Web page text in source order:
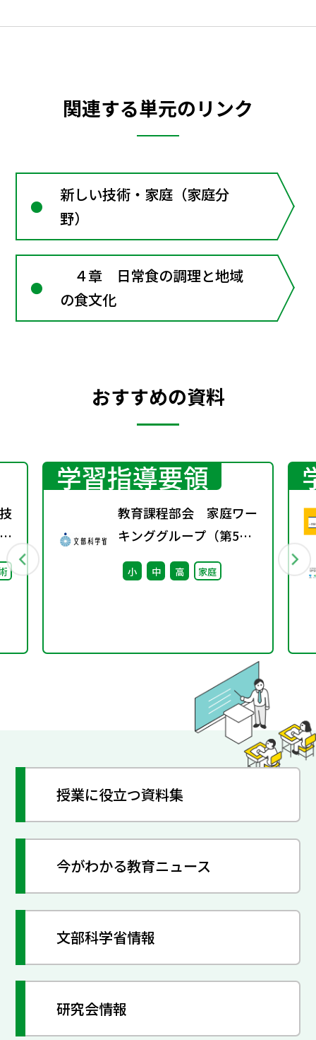
関連する単元のリンク
新しい技術・家庭（家庭分
野）
４章 日常食の調理と地域
の食文化
おすすめの資料
学習指導要領
教育課程部会 家庭ワー
キンググループ（第5
回） 配付資料
小 中 高 家庭
授業に役立つ資料集
今がわかる教育ニュース
文部科学省情報
研究会情報